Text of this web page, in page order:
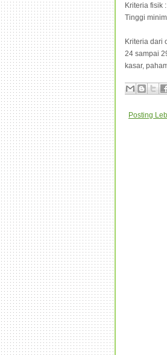
Kriteria fisik :
Tinggi
Kriteria dari
24 sampai
kasar,
Posting